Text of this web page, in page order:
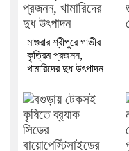
মাগুরার শ্রীপুরে গাভীর
কৃত্রিম প্রজনন,
খামারিদের দুধ উৎপাদন